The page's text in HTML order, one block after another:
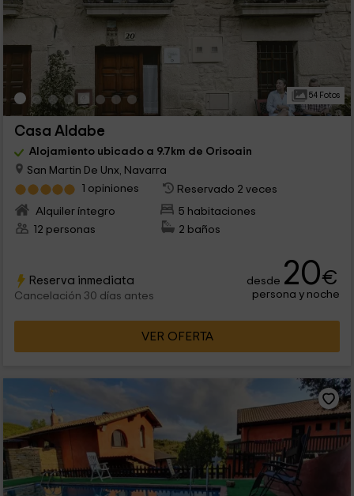
54 Fotos
Casa Aldabe
Alojamiento ubicado a 9.7km de Orisoain
San Martin De Unx, Navarra
1 opiniones
Reservado 2 veces
Alquiler íntegro
5 habitaciones
12 personas
2 baños
Reserva inmediata
Cancelación 30 días antes
desde 20€
persona y noche
VER OFERTA